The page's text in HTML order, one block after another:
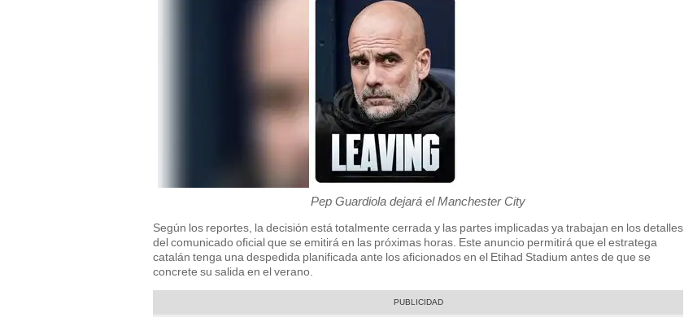
Pep Guardiola dejará el Manchester City
Según los reportes, la decisión está totalmente cerrada y las partes implicadas ya trabajan en los detalles
del comunicado oficial que se emitirá en las próximas horas. Este anuncio permitirá que el estratega
catalán tenga una despedida planificada ante los aficionados en el Etihad Stadium antes de que se
concrete su salida en el verano.